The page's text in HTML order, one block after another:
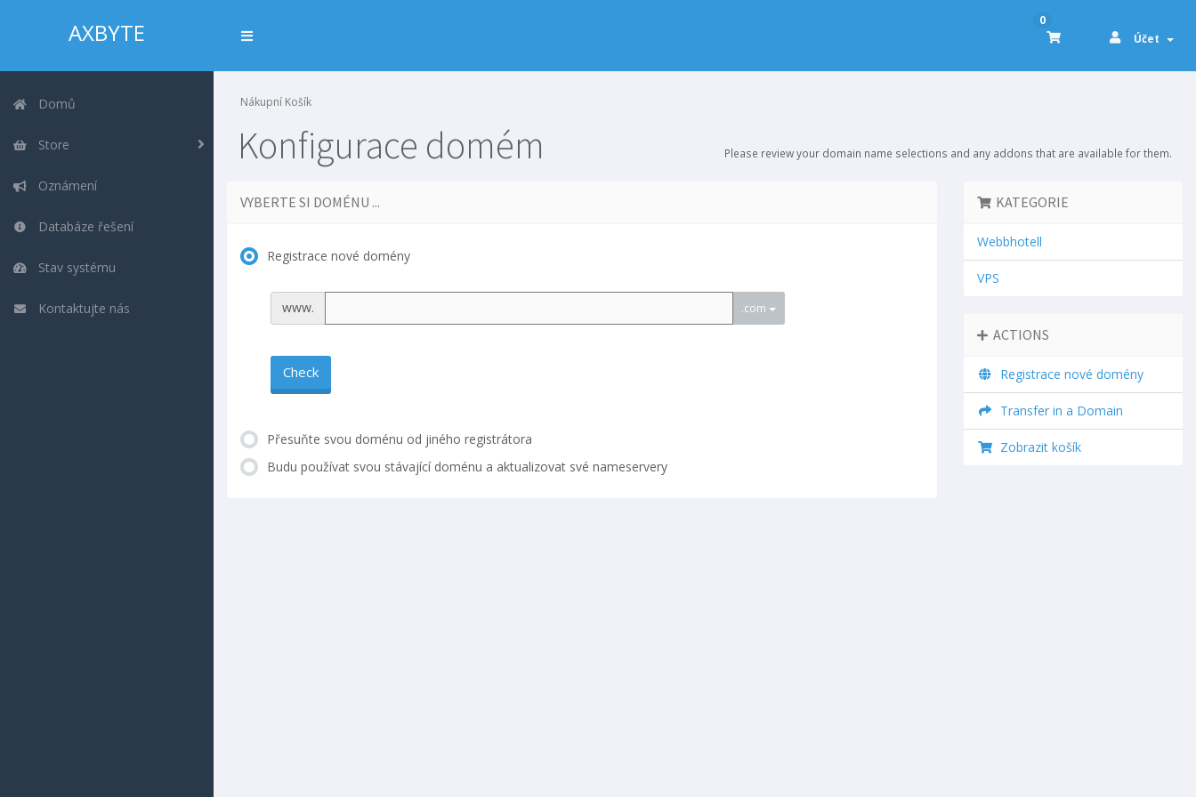
AXBYTE
0
Účet
Domů
Store
Oznámení
Databáze řešení
Stav systému
Kontaktujte nás
Nákupní Košík
Konfigurace domém Please review your domain name selections and any addons that are available for them.
VYBERTE SI DOMÉNU ...
Registrace nové domény
www. .com
Check
Přesuňte svou doménu od jiného registrátora
Budu používat svou stávající doménu a aktualizovat své nameservery
KATEGORIE
Webbhotell
VPS
ACTIONS
Registrace nové domény
Transfer in a Domain
Zobrazit košík